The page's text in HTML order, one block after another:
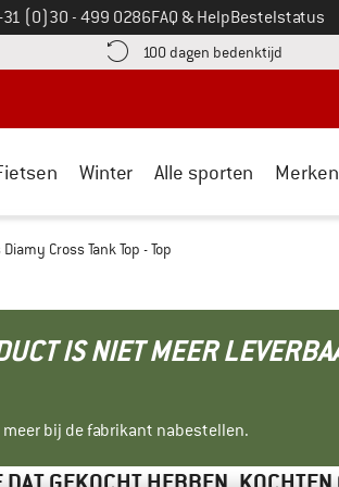
ons op
(0)30 - 499 0286FAQ & HelpBestelstatus
hier! Opent in een infovak
100 dagen bedenktijd Vind
Winter Alle sporten Merken
Cross Tank Top - Top
IS NIET MEER
bij de fabrikant nabestellen.